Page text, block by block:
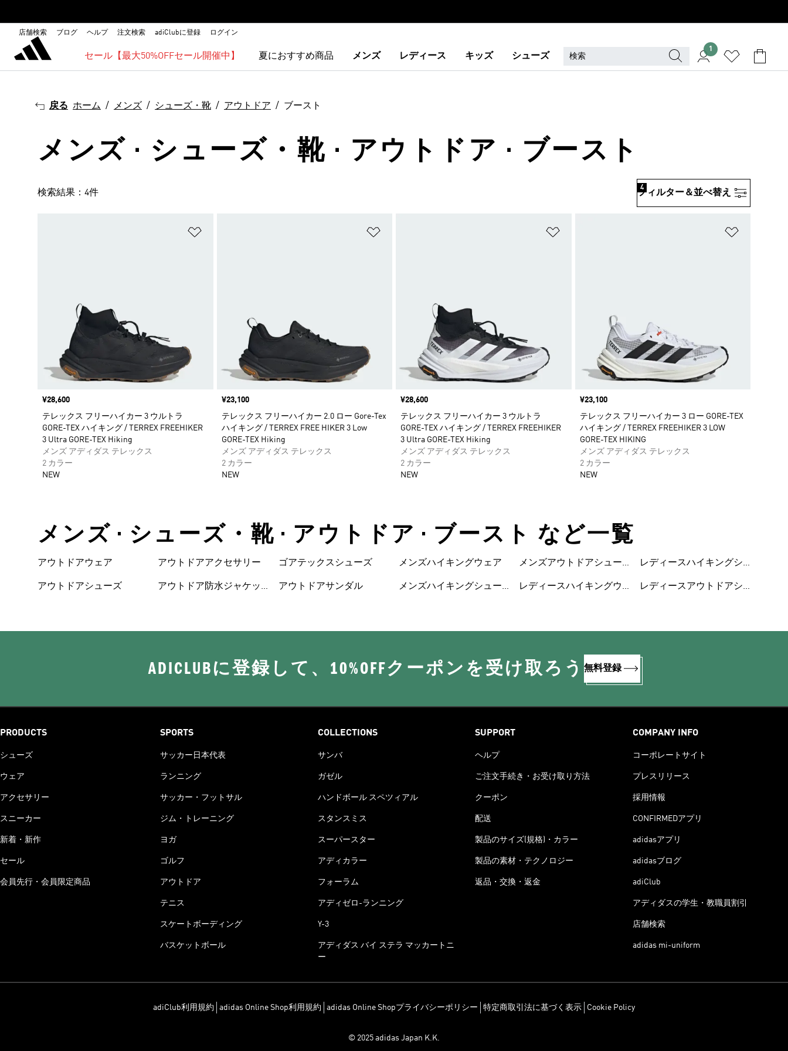
店舗検索 ブログ ヘルプ 注文検索 adiClubに登録 ログイン
セール【最大50%OFFセール開催中】 夏におすすめ商品 メンズ レディース キッズ シューズ
1
戻る ホーム メンズ シューズ・靴 アウトドア ブースト
メンズ · シューズ・靴 · アウトドア · ブースト
検索結果：4件 フィルター＆並べ替え
4
価格
¥28,600
テレックス フリーハイカー 3 ウルトラ
GORE-TEX ハイキング / TERREX FREEHIKER
3 Ultra GORE-TEX Hiking
メンズ アディダス テレックス
2 カラー
NEW
価格
¥23,100
テレックス フリーハイカー 2.0 ロー Gore-Tex
ハイキング / TERREX FREE HIKER 3 Low
GORE-TEX Hiking
メンズ アディダス テレックス
2 カラー
NEW
価格
¥28,600
テレックス フリーハイカー 3 ウルトラ
GORE-TEX ハイキング / TERREX FREEHIKER
3 Ultra GORE-TEX Hiking
メンズ アディダス テレックス
2 カラー
NEW
価格
¥23,100
テレックス フリーハイカー 3 ロー GORE-TEX
ハイキング / TERREX FREEHIKER 3 LOW
GORE-TEX HIKING
メンズ アディダス テレックス
2 カラー
NEW
メンズ • シューズ・靴 • アウトドア • ブースト など一覧
アウトドアウェア
アウトドアシューズ
アウトドアアクセサリー
アウトドア防水ジャケッ
ゴアテックスシューズ
アウトドアサンダル
メンズハイキングウェア
メンズハイキングシュー
メンズアウトドアシュー
レディースハイキングウ
レディースハイキングシ
レディースアウトドアシ
ADICLUBに登録して、10%OFFクーポンを受け取ろう 無料登録
PRODUCTS
シューズ
ウェア
アクセサリー
スニーカー
新着・新作
セール
会員先行・会員限定商品
SPORTS
サッカー日本代表
ランニング
サッカー・フットサル
ジム・トレーニング
ヨガ
ゴルフ
アウトドア
テニス
スケートボーディング
バスケットボール
COLLECTIONS
サンバ
ガゼル
ハンドボール スペツィアル
スタンスミス
スーパースター
アディカラー
フォーラム
アディゼロ-ランニング
Y-3
アディダス バイ ステラ マッカートニ
ー
SUPPORT
ヘルプ
ご注文手続き・お受け取り方法
クーポン
配送
製品のサイズ(規格)・カラー
製品の素材・テクノロジー
返品・交換・返金
COMPANY INFO
コーポレートサイト
プレスリリース
採用情報
CONFIRMEDアプリ
adidasアプリ
adidasブログ
adiClub
アディダスの学生・教職員割引
店舗検索
adidas mi-uniform
adiClub利用規約 adidas Online Shop利用規約 adidas Online Shopプライバシーポリシー 特定商取引法に基づく表示 Cookie Policy
© 2025 adidas Japan K.K.